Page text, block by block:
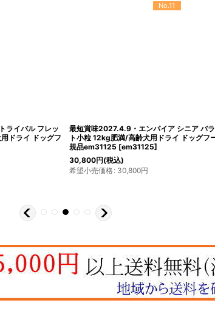
ライバル フレッ
ドライ ドッグフ
No.11
最短賞味2027.4.9・エンパイア シニア バ
ト小粒 12kg肥満/高齢犬用ドライ ドッグフ
規品em31125 [em31125]
30,800円(税込)
希望小売価格: 30,800円